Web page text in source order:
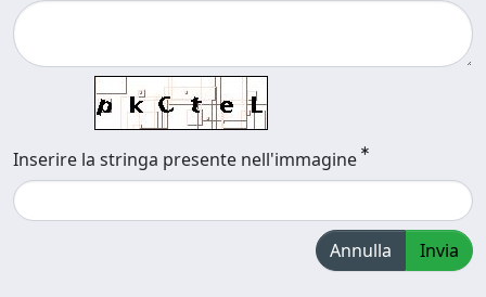
Inserire la stringa presente nell'immagine
Annulla Invia